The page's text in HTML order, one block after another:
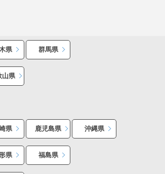
県 群馬県
山県
県 鹿児島県 沖縄県
県 福島県